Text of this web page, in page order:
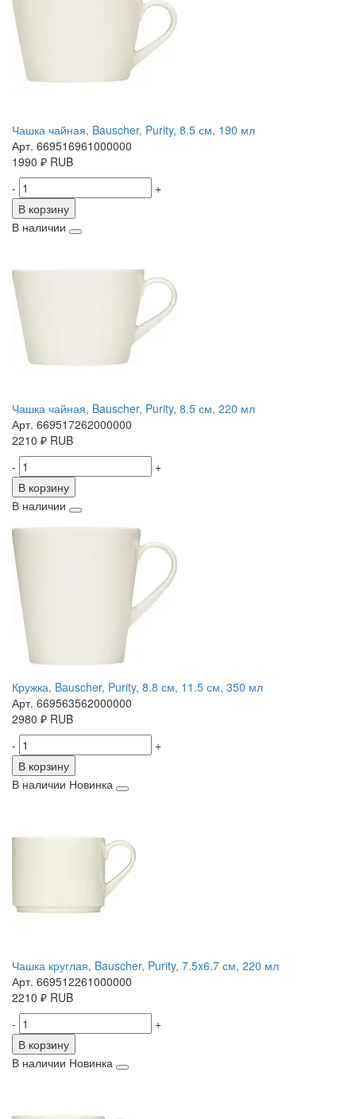
Чашка чайная, Bauscher, Purity, 8.5 см, 190 мл
Арт. 669516961000000
1990 ₽ RUB
-
+
В корзину
В наличии
Чашка чайная, Bauscher, Purity, 8.5 см, 220 мл
Арт. 669517262000000
2210 ₽ RUB
-
+
В корзину
В наличии
Кружка, Bauscher, Purity, 8.8 см, 11.5 см, 350 мл
Арт. 669563562000000
2980 ₽ RUB
-
+
В корзину
В наличии Новинка
Чашка круглая, Bauscher, Purity, 7.5x6.7 см, 220 мл
Арт. 669512261000000
2210 ₽ RUB
-
+
В корзину
В наличии Новинка